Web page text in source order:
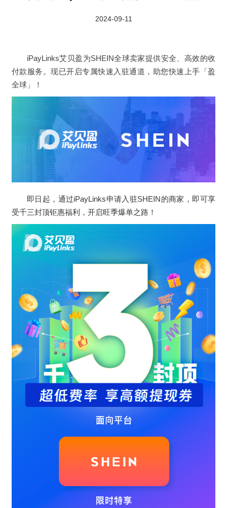
2024-09-11
iPayLinks艾贝盈为SHEIN全球卖家提供安全、高效的收
付款服务。现已开启专属快速入驻通道，助您快速上手「盈
全球」！
即日起，通过iPayLinks申请入驻SHEIN的商家，即可享
受千三封顶钜惠福利，开启旺季爆单之路！